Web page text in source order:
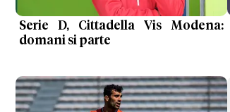
Serie D, Cittadella Vis Modena:
domani si parte